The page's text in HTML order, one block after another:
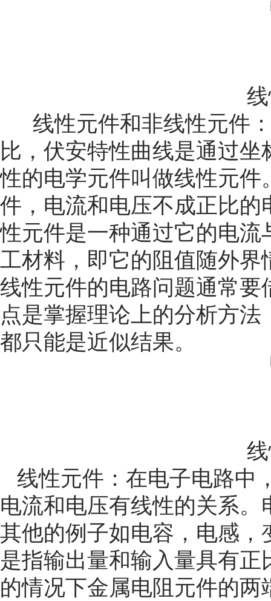
线性元件和非线性元件
比，伏安特性曲线是通过
性的电学元件叫做线性元
件，电流和电压不成正比
性元件是一种通过它的电
工材料，即它的阻值随外
线性元件的电路问题通常
点是掌握理论上的分析方
都只能是近似结果。
线性元件：在电子电路中
电流和电压有线性的关系
其他的例子如电容，电感，
是指输出量和输入量具有
的情况下金属电阻元件的